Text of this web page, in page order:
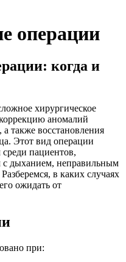
операции
когда и
хирургическое
аномалий
также восстановления
Этот вид операции
пациентов,
с дыханием, неправильным
в каких случаях
ожидать от
при: